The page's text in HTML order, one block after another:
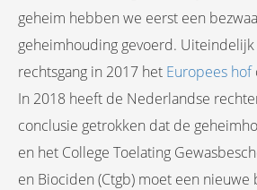
geheim hebben we eerst een
geheimhouding gevoerd.
rechtsgang in 2017 het Europees hof
In 2018 heeft de Nederlandse
conclusie getrokken dat de
en het College Toelating
en Biociden (Ctgb) moet een nieuwe